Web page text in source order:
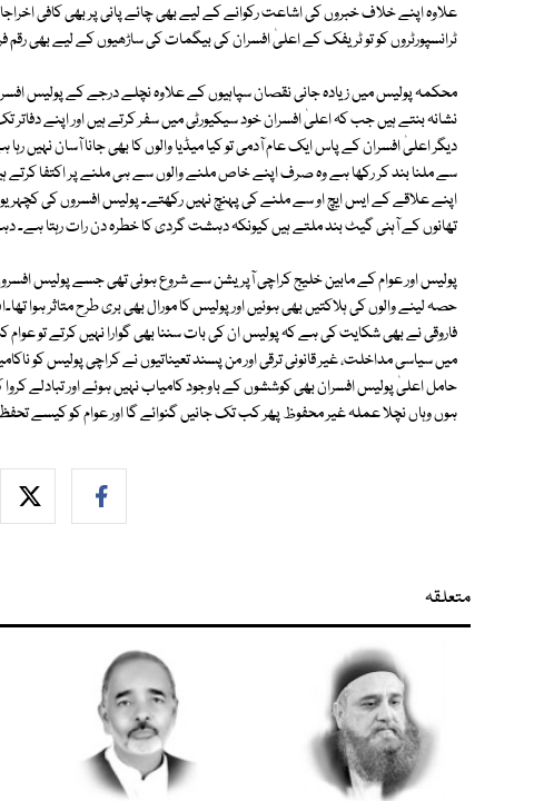
علاوہ اپنے خلاف خبروں کی اشاعت رکوانے کے لیے بھی چائے پانی پر بھی کافی
ٹرانسپورٹروں کو تو ٹریفک کے اعلیٰ افسران کی بیگمات کی ساڑھیوں کے لیے بھی رقم
محکمہ پولیس میں زیادہ جانی نقصان سپاہیوں کے علاوہ نچلے درجے کے پولیس
نشانہ بنتے ہیں جب کہ اعلیٰ افسران خود سیکیورٹی میں سفر کرتے ہیں اور اپنے
دیگر اعلیٰ افسران کے پاس ایک عام آدمی تو کیا میڈیا والوں کا بھی جانا آسان نہیں
سے ملنا بند کر رکھا ہے وہ صرف اپنے خاص ملنے والوں سے ہی ملنے پر اکتفا کرتے
اپنے علاقے کے ایس ایچ او سے ملنے کی پہنچ نہیں رکھتے۔ پولیس افسروں کی
تھانوں کے آہنی گیٹ بند ملتے ہیں کیونکہ دہشت گردی کا خطرہ دن رات رہتا ہے۔
پولیس اور عوام کے مابین خلیج کراچی آپریشن سے شروع ہوئی تھی جسے پولیس
حصہ لینے والوں کی ہلاکتیں بھی ہوئیں اور پولیس کا مورال بھی بری طرح متاثر
فاروقی نے بھی شکایت کی ہے کہ پولیس ان کی بات سننا بھی گوارا نہیں کرتے تو
میں سیاسی مداخلت، غیر قانونی ترقی اور من پسند تعیناتیوں نے کراچی پولیس کو
حامل اعلیٰ پولیس افسران بھی کوششوں کے باوجود کامیاب نہیں ہوئے اور تبادلے
ہوں وہاں نچلا عملہ غیر محفوظ پھر کب تک جانیں گنوائے گا اور عوام کو کیسے
متعلقہ